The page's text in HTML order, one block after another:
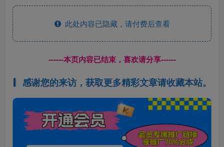
此处内容已隐藏，请付费后查看
------本页内容已结束，喜欢请分享------
感谢您的来访，获取更多精彩文章请收藏本站。